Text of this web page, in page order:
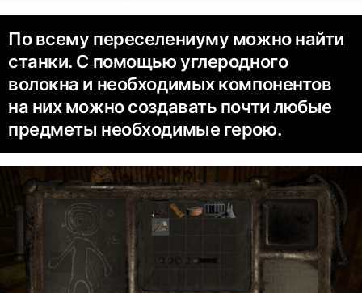
По всему переселениуму можно найти
станки. С помощью углеродного
волокна и необходимых компонентов
на них можно создавать почти любые
предметы необходимые герою.